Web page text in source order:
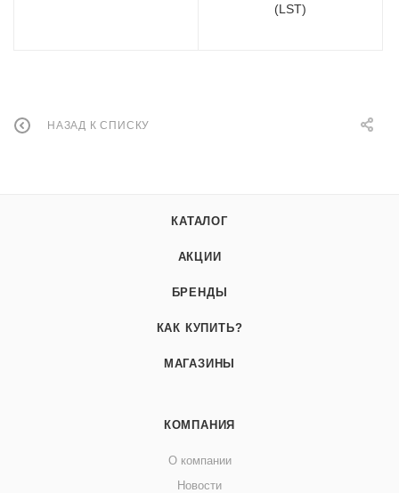
(LST)
НАЗАД К СПИСКУ
КАТАЛОГ
АКЦИИ
БРЕНДЫ
КАК КУПИТЬ?
МАГАЗИНЫ
КОМПАНИЯ
О компании
Новости